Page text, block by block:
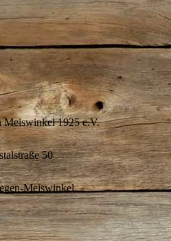
Meiswinkel 1925 e.V.
50
Meiswinkel